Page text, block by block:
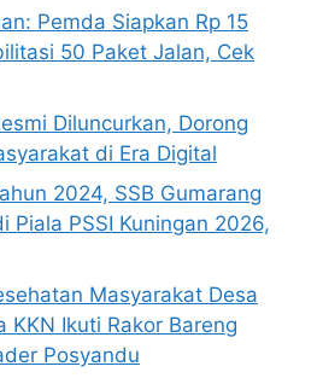
Pemda Siapkan Rp 15
50 Paket Jalan, Cek
Diluncurkan, Dorong
di Era Digital
2024, SSB Gumarang
Piala PSSI Kuningan 2026,
Masyarakat Desa
KKN Ikuti Rakor Bareng
Posyandu